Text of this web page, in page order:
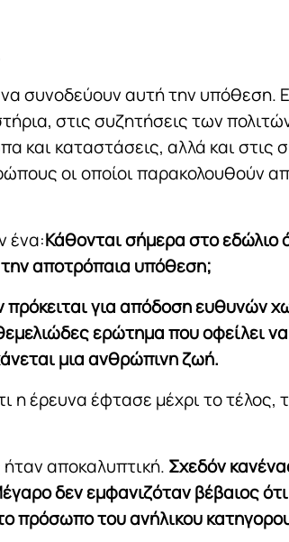
συνοδεύουν αυτή την υπόθεση.
στις συζητήσεις των
και καταστάσεις, αλλά και στις
οι οποίοι παρακολουθούν
ένα:Κάθονται σήμερα στο εδώλιο
αποτρόπαια υπόθεση;
πρόκειται για απόδοση ευθυνών
ερώτημα που οφείλει
μια ανθρώπινη ζωή.
η έρευνα έφτασε μέχρι το τέλος,
αποκαλυπτική. Σχεδόν
δεν εμφανιζόταν βέβαιος
πρόσωπο του ανήλικου